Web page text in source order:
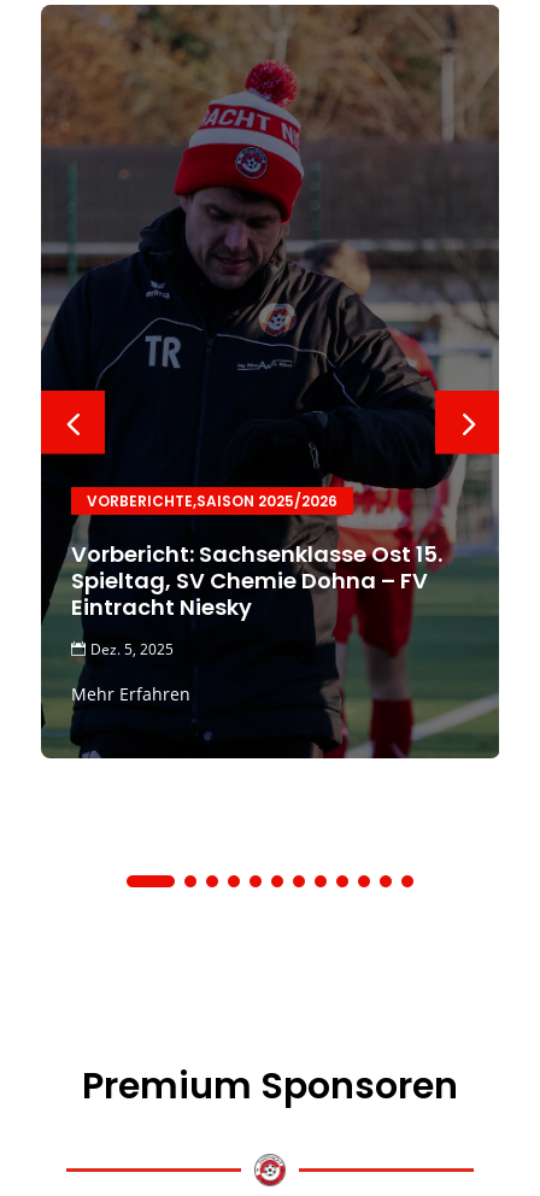
VORBERICHTE,SAISON 2025/2026
Vorbericht: Sachsenklasse Ost 15.
Spieltag, SV Chemie Dohna – FV
Eintracht Niesky
 Dez. 5, 2025
Mehr Erfahren
Premium Sponsoren